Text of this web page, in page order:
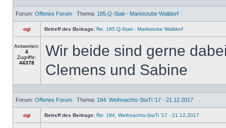
Forum: Offenes Forum Thema: 185.Q-Stati - Marktstube Walldorf
ogi Betreff des Beitrags: Re: 185.Q-Stati - Marktstube Walldorf
Antworten:
4
Zugriffe:
44378
Wir beide sind gerne
Clemens und Sabine
Forum: Offenes Forum Thema: 184. Weihnachts-StaTi '17 - 21.12.2017
ogi Betreff des Beitrags: Re: 184. Weihnachts-StaTi '17 - 21.12.2017